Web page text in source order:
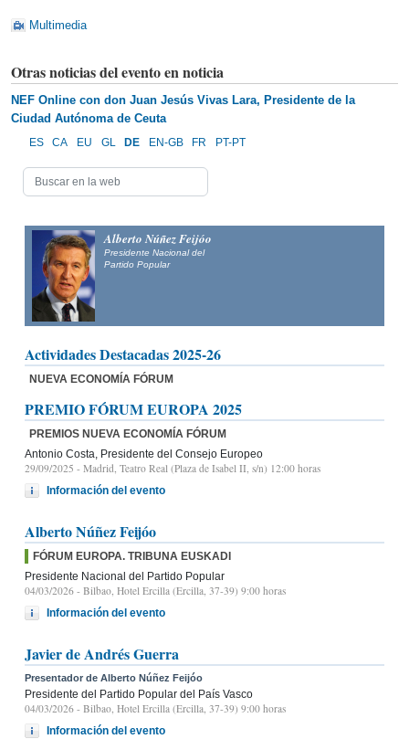
Multimedia
Otras noticias del evento en noticia
NEF Online con don Juan Jesús Vivas Lara, Presidente de la
Ciudad Autónoma de Ceuta
ES CA EU GL DE EN-GB FR PT-PT
Alberto Núñez Feijóo
Presidente Nacional del
Partido Popular
Actividades Destacadas 2025-26
NUEVA ECONOMÍA FÓRUM
PREMIO FÓRUM EUROPA 2025
PREMIOS NUEVA ECONOMÍA FÓRUM
Antonio Costa, Presidente del Consejo Europeo
29/09/2025 - Madrid, Teatro Real (Plaza de Isabel II, s/n) 12:00 horas
Información del evento
Alberto Núñez Feijóo
FÓRUM EUROPA. TRIBUNA EUSKADI
Presidente Nacional del Partido Popular
04/03/2026 - Bilbao, Hotel Ercilla (Ercilla, 37-39) 9:00 horas
Información del evento
Javier de Andrés Guerra
Presentador de Alberto Núñez Feijóo
Presidente del Partido Popular del País Vasco
04/03/2026 - Bilbao, Hotel Ercilla (Ercilla, 37-39) 9:00 horas
Información del evento